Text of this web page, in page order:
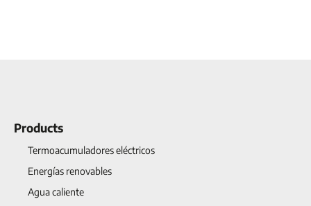
Products
Termoacumuladores eléctricos
Energías renovables
Agua caliente